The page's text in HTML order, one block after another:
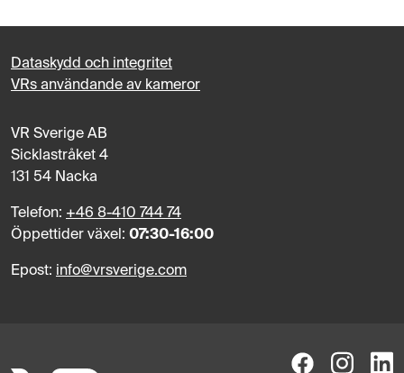
Dataskydd och integritet
VRs användande av kameror
VR Sverige AB
Sicklastråket 4
131 54 Nacka
Telefon: +46 8-410 744 74
Öppettider växel: 07:30-16:00
Epost: info@vrsverige.com